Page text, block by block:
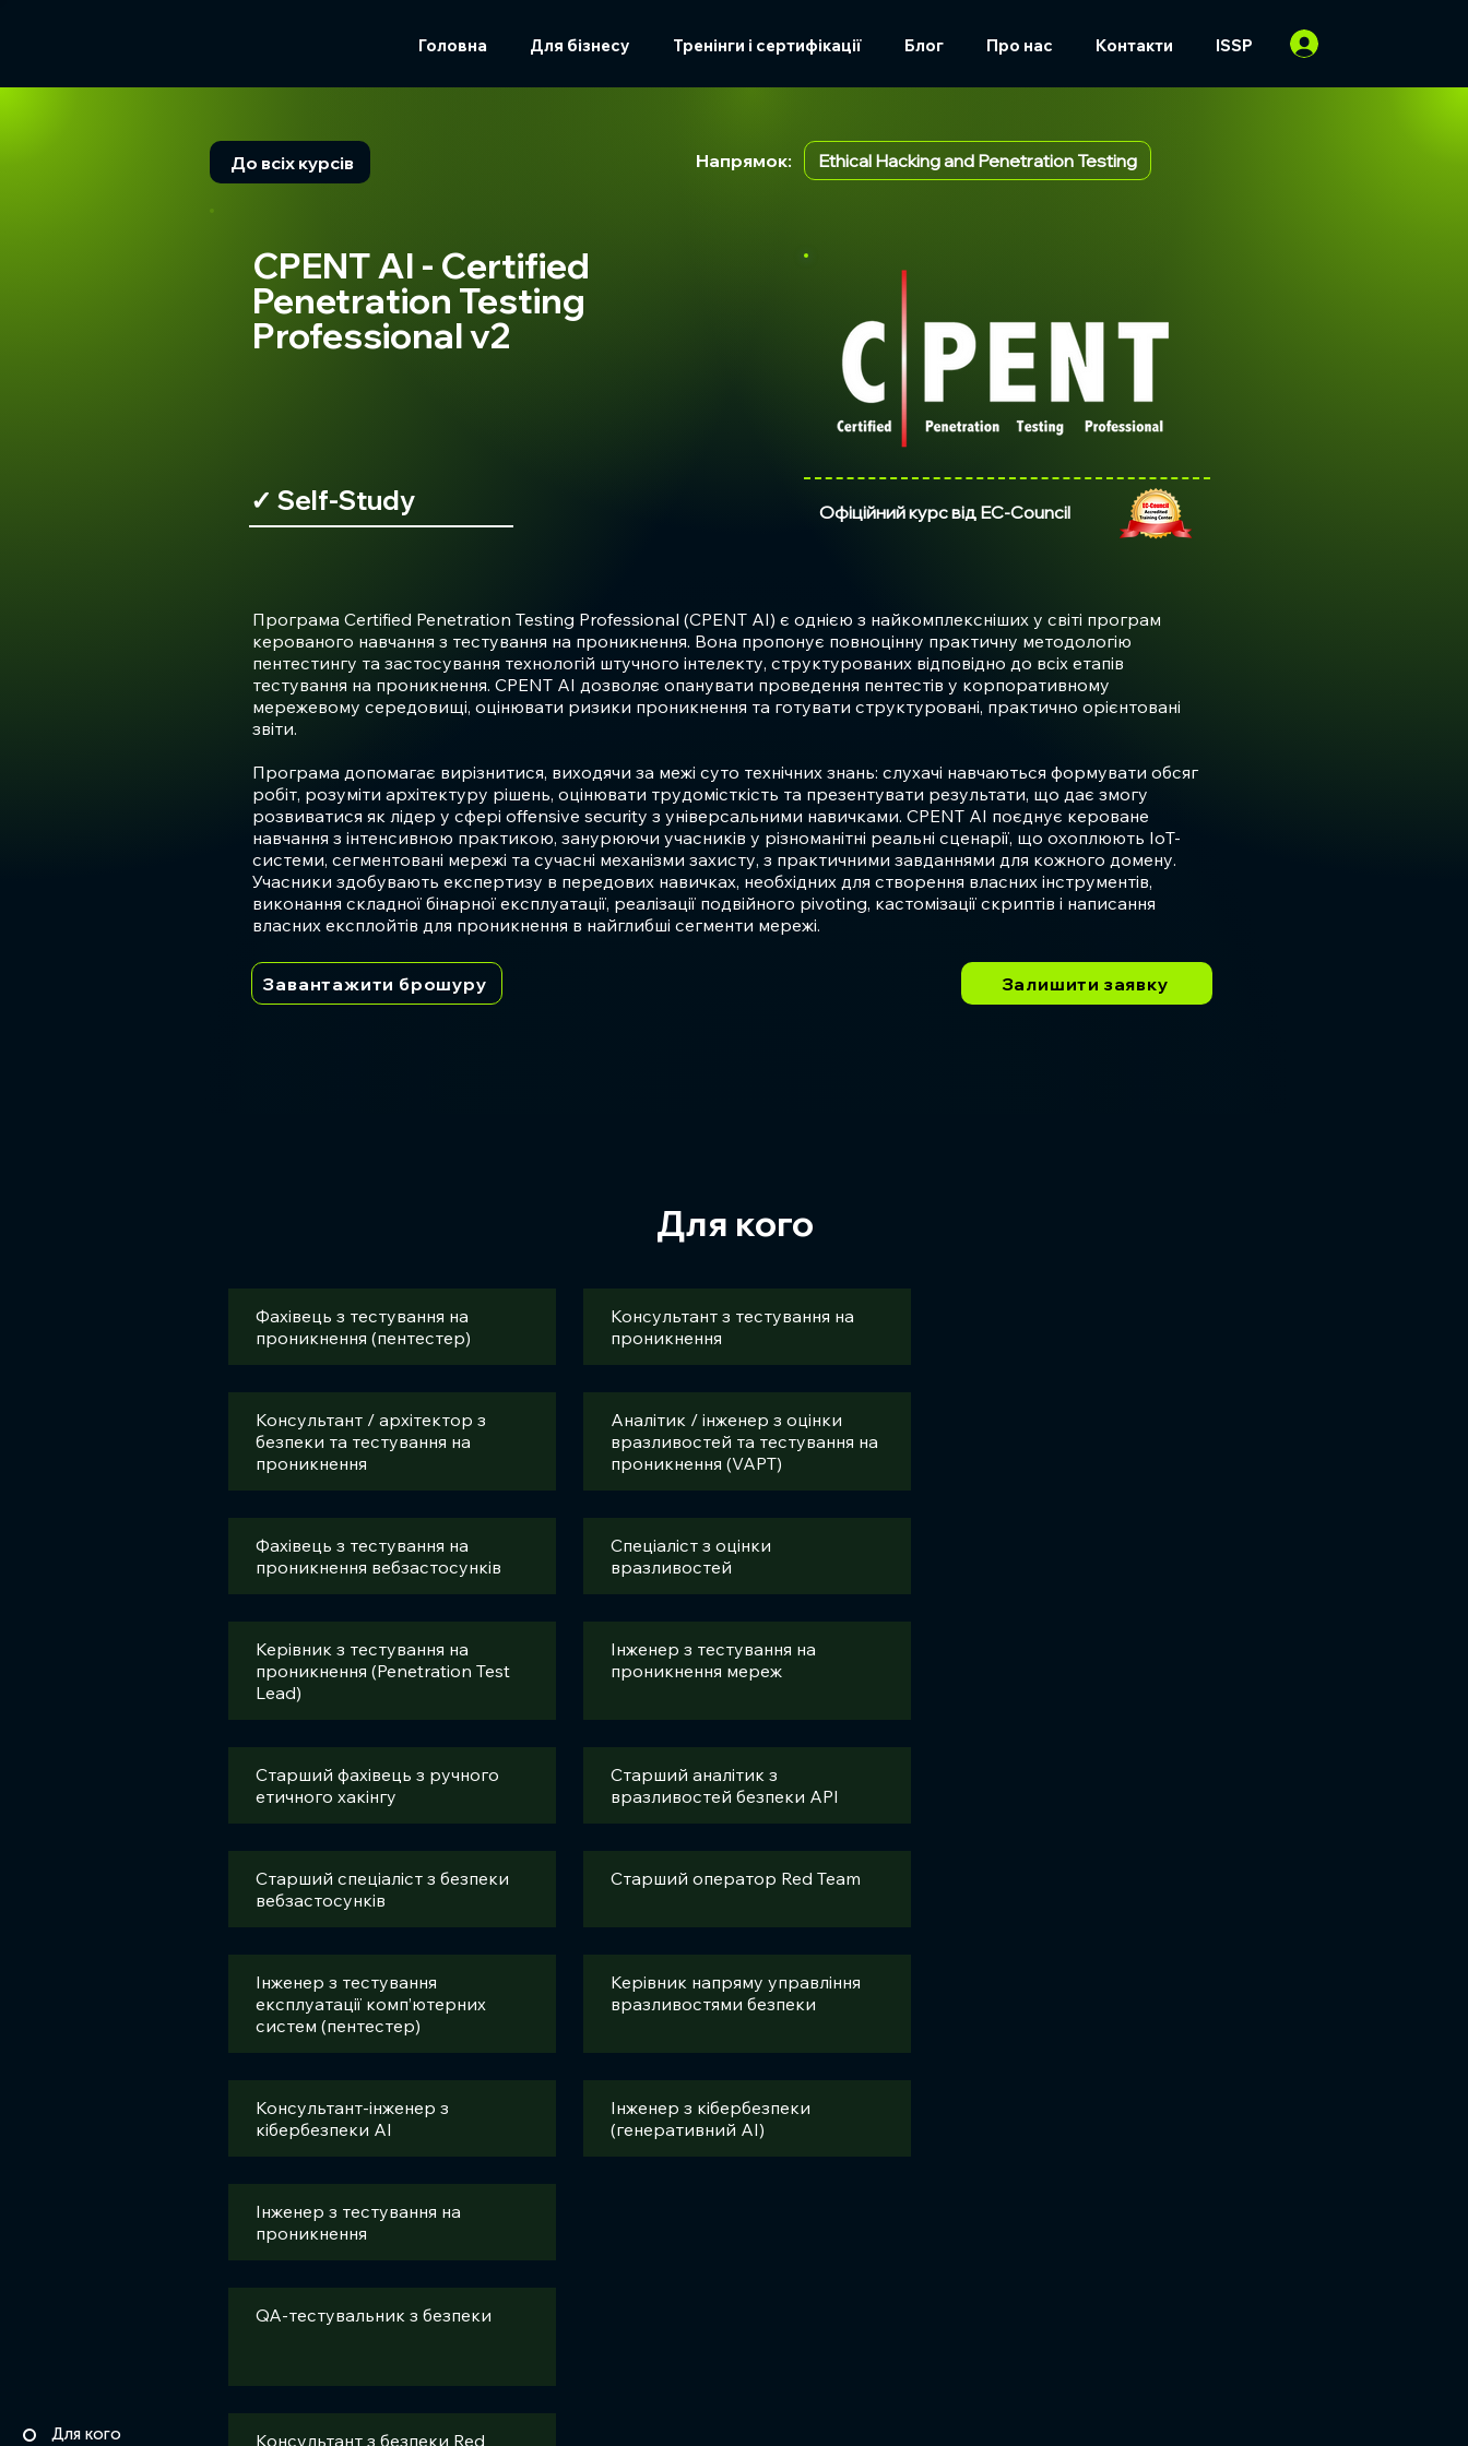
Головна Для бізнесу Тренінги і сертифікації Блог Про нас Контакти ISSP
Для кого
До всіх курсів Напрямок: Ethical Hacking and Penetration Testing
CPENT AI - Certified
Penetration Testing
Professional v2
✓ Self-Study Офіційний курс від EC-Council
Програма Certified Penetration Testing Professional (CPENT AI) є однією з найкомплексніших у світі програм
керованого навчання з тестування на проникнення. Вона пропонує повноцінну практичну методологію
пентестингу та застосування технологій штучного інтелекту, структурованих відповідно до всіх етапів
тестування на проникнення. CPENT AI дозволяє опанувати проведення пентестів у корпоративному
мережевому середовищі, оцінювати ризики проникнення та готувати структуровані, практично орієнтовані
звіти.
Програма допомагає вирізнитися, виходячи за межі суто технічних знань: слухачі навчаються формувати обсяг
робіт, розуміти архітектуру рішень, оцінювати трудомісткість та презентувати результати, що дає змогу
розвиватися як лідер у сфері offensive security з універсальними навичками. CPENT AI поєднує кероване
навчання з інтенсивною практикою, занурюючи учасників у різноманітні реальні сценарії, що охоплюють IoT-
системи, сегментовані мережі та сучасні механізми захисту, з практичними завданнями для кожного домену.
Учасники здобувають експертизу в передових навичках, необхідних для створення власних інструментів,
виконання складної бінарної експлуатації, реалізації подвійного pivoting, кастомізації скриптів і написання
власних експлойтів для проникнення в найглибші сегменти мережі.
Завантажити брошуру Залишити заявку
Для кого
Фахівець з тестування на
проникнення (пентестер)
Консультант / архітектор з
безпеки та тестування на
проникнення
Фахівець з тестування на
проникнення вебзастосунків
Керівник з тестування на
проникнення (Penetration Test
Lead)
Старший фахівець з ручного
етичного хакінгу
Старший спеціаліст з безпеки
вебзастосунків
Інженер з тестування
експлуатації комп’ютерних
систем (пентестер)
Консультант-інженер з
кібербезпеки AI
Консультант з тестування на
проникнення
Аналітик / інженер з оцінки
вразливостей та тестування на
проникнення (VAPT)
Спеціаліст з оцінки
вразливостей
Інженер з тестування на
проникнення мереж
Старший аналітик з
вразливостей безпеки API
Старший оператор Red Team
Керівник напряму управління
вразливостями безпеки
Інженер з кібербезпеки
(генеративний AI)
Інженер з тестування на
проникнення
QA-тестувальник з безпеки
Консультант з безпеки Red